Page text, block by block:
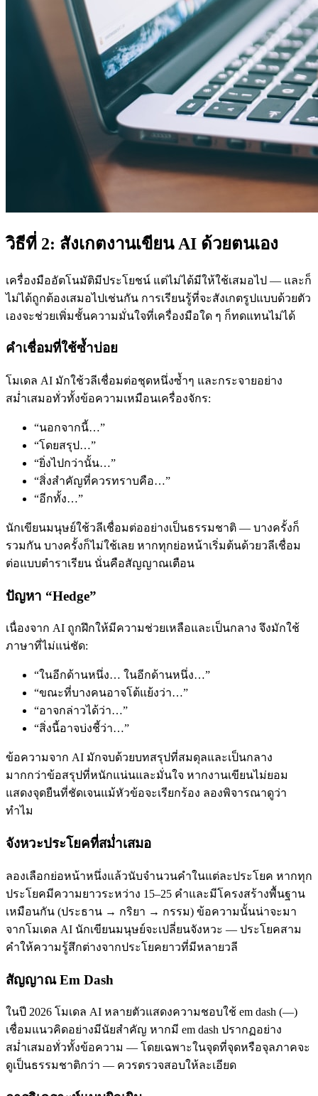
วิธีที่ 2: สังเกตงานเขียน AI ด้วยตนเอง
เครื่องมืออัตโนมัติมีประโยชน์ แต่ไม่ได้มีให้ใช้เสมอไป — และก็
ไม่ได้ถูกต้องเสมอไปเช่นกัน การเรียนรู้ที่จะสังเกตรูปแบบด้วยตัว
เองจะช่วยเพิ่มชั้นความมั่นใจที่เครื่องมือใด ๆ ก็ทดแทนไม่ได้
คำเชื่อมที่ใช้ซ้ำบ่อย
โมเดล AI มักใช้วลีเชื่อมต่อชุดหนึ่งซ้ำๆ และกระจายอย่าง
สม่ำเสมอทั่วทั้งข้อความเหมือนเครื่องจักร:
“นอกจากนี้…”
“โดยสรุป…”
“ยิ่งไปกว่านั้น…”
“สิ่งสำคัญที่ควรทราบคือ…”
“อีกทั้ง…”
นักเขียนมนุษย์ใช้วลีเชื่อมต่ออย่างเป็นธรรมชาติ — บางครั้งก็
รวมกัน บางครั้งก็ไม่ใช้เลย หากทุกย่อหน้าเริ่มต้นด้วยวลีเชื่อม
ต่อแบบตำราเรียน นั่นคือสัญญาณเตือน
ปัญหา “Hedge”
เนื่องจาก AI ถูกฝึกให้มีความช่วยเหลือและเป็นกลาง จึงมักใช้
ภาษาที่ไม่แน่ชัด:
“ในอีกด้านหนึ่ง… ในอีกด้านหนึ่ง…”
“ขณะที่บางคนอาจโต้แย้งว่า…”
“อาจกล่าวได้ว่า…”
“สิ่งนี้อาจบ่งชี้ว่า…”
ข้อความจาก AI มักจบด้วยบทสรุปที่สมดุลและเป็นกลาง
มากกว่าข้อสรุปที่หนักแน่นและมั่นใจ หากงานเขียนไม่ยอม
แสดงจุดยืนที่ชัดเจนแม้หัวข้อจะเรียกร้อง ลองพิจารณาดูว่า
ทำไม
จังหวะประโยคที่สม่ำเสมอ
ลองเลือกย่อหน้าหนึ่งแล้วนับจำนวนคำในแต่ละประโยค หากทุก
ประโยคมีความยาวระหว่าง 15–25 คำและมีโครงสร้างพื้นฐาน
เหมือนกัน (ประธาน → กริยา → กรรม) ข้อความนั้นน่าจะมา
จากโมเดล AI นักเขียนมนุษย์จะเปลี่ยนจังหวะ — ประโยคสาม
คำให้ความรู้สึกต่างจากประโยคยาวที่มีหลายวลี
สัญญาณ Em Dash
ในปี 2026 โมเดล AI หลายตัวแสดงความชอบใช้ em dash (—)
เชื่อมแนวคิดอย่างมีนัยสำคัญ หากมี em dash ปรากฏอย่าง
สม่ำเสมอทั่วทั้งข้อความ — โดยเฉพาะในจุดที่จุดหรือจุลภาคจะ
ดูเป็นธรรมชาติกว่า — ควรตรวจสอบให้ละเอียด